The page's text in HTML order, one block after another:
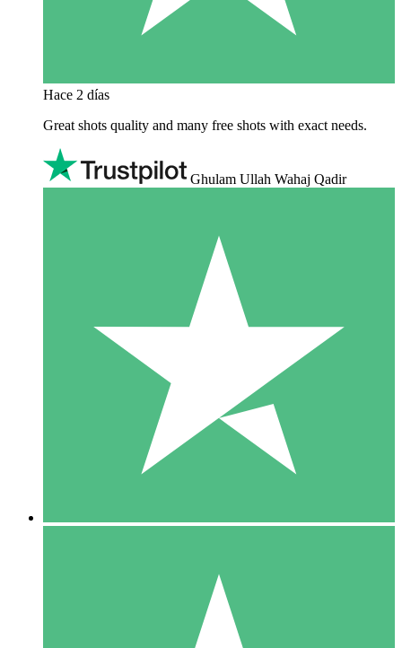
Hace 2 días
Great shots quality and many free shots with exact needs.
Ghulam Ullah Wahaj Qadir